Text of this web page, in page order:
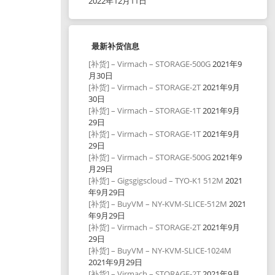
最新补货信息
[补货] – Virmach – STORAGE-500G2021年9
月30日
[补货] – Virmach – STORAGE-2T2021年9月
30日
[补货] – Virmach – STORAGE-1T2021年9月
29日
[补货] – Virmach – STORAGE-1T2021年9月
29日
[补货] – Virmach – STORAGE-500G2021年9
月29日
[补货] – Gigsgigscloud – TYO-K1 512M 2021
年9月29日
[补货] – BuyVM – NY-KVM-SLICE-512M 2021
年9月29日
[补货] – Virmach – STORAGE-2T2021年9月
29日
[补货] – BuyVM – NY-KVM-SLICE-1024M
2021年9月29日